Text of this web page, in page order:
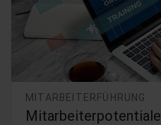
MITARBEITERFÜHRUNG